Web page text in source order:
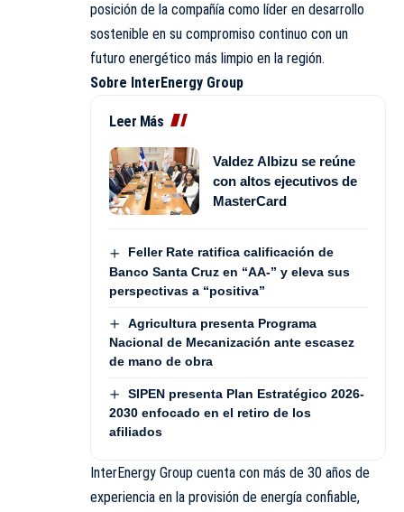
posición de la compañía como líder en desarrollo
sostenible en su compromiso continuo con un
futuro energético más limpio en la región.
Sobre InterEnergy Group
Leer Más
Valdez Albizu se reúne
con altos ejecutivos de
MasterCard
Feller Rate ratifica calificación de
Banco Santa Cruz en “AA-” y eleva sus
perspectivas a “positiva”
Agricultura presenta Programa
Nacional de Mecanización ante escasez
de mano de obra
SIPEN presenta Plan Estratégico 2026-
2030 enfocado en el retiro de los
afiliados
InterEnergy Group cuenta con más de 30 años de
experiencia en la provisión de energía confiable,